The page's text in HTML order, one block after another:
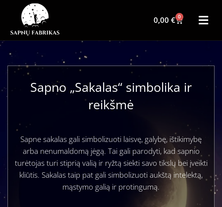
0,00 € 0
Sapno „Sakalas“ simbolika ir
reikšmė
Sapne sakalas gali simbolizuoti laisvę, galybę, ištikimybę
arba nenumaldomą jėgą. Tai gali parodyti, kad sapnio
turėtojas turi stiprią valią ir ryžtą siekti savo tikslų bei įveikti
kliūtis. Sakalas taip pat gali simbolizuoti aukštą intelektą,
mąstymo galią ir protingumą.